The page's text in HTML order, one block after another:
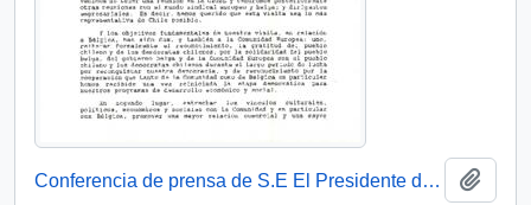
Conferencia de prensa de S.E El Presidente de la República. D. Patricio Aylwin Azócar, en el centro internacional de la prensa